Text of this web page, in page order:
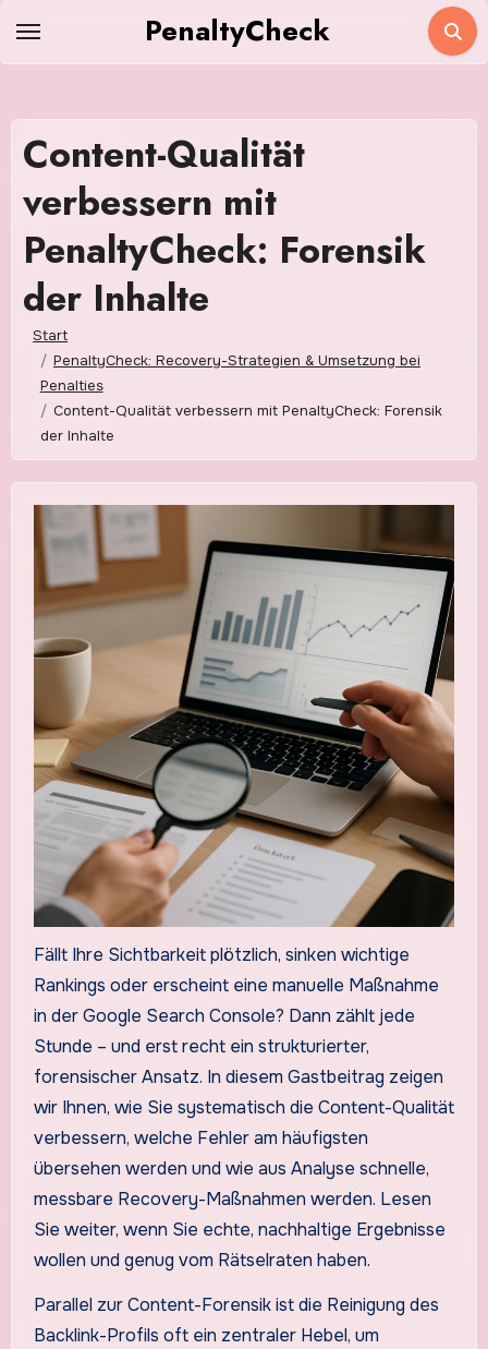
Inhalt
PenaltyCheck
Content-Qualität
verbessern mit
PenaltyCheck: Forensik
der Inhalte
Start
PenaltyCheck: Recovery-Strategien & Umsetzung bei
Penalties
Content-Qualität verbessern mit PenaltyCheck: Forensik
der Inhalte
Fällt Ihre Sichtbarkeit plötzlich, sinken wichtige
Rankings oder erscheint eine manuelle Maßnahme
in der Google Search Console? Dann zählt jede
Stunde – und erst recht ein strukturierter,
forensischer Ansatz. In diesem Gastbeitrag zeigen
wir Ihnen, wie Sie systematisch die Content-Qualität
verbessern, welche Fehler am häufigsten
übersehen werden und wie aus Analyse schnelle,
messbare Recovery-Maßnahmen werden. Lesen
Sie weiter, wenn Sie echte, nachhaltige Ergebnisse
wollen und genug vom Rätselraten haben.
Parallel zur Content-Forensik ist die Reinigung des
Backlink-Profils oft ein zentraler Hebel, um